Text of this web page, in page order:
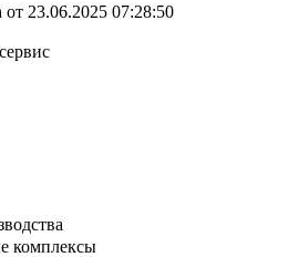
от 23.06.2025 07:28:50
комплексы